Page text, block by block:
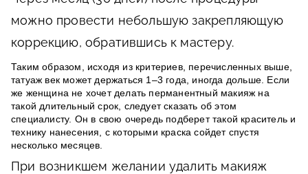
можно провести небольшую закрепляющую
коррекцию, обратившись к мастеру.
Таким образом, исходя из критериев, перечисленных выше,
татуаж век может держаться 1–3 года, иногда дольше. Если
же женщина не хочет делать перманентный макияж на
такой длительный срок, следует сказать об этом
специалисту. Он в свою очередь подберет такой краситель и
технику нанесения, с которыми краска сойдет спустя
несколько месяцев.
При возникшем желании удалить макияж